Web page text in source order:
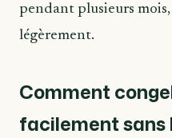
pendant plusieurs
légèrement.
Comment
facilement sans